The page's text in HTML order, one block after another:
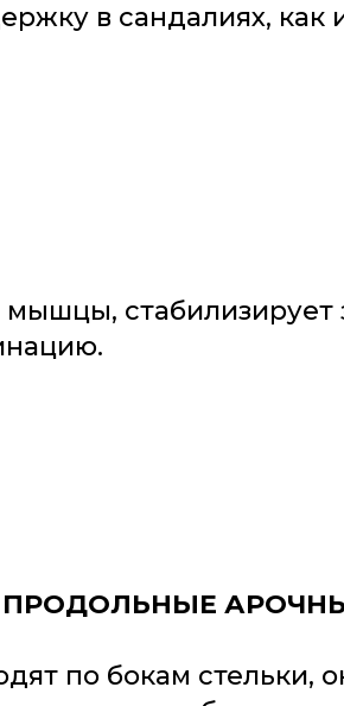
в сандалиях, как
стабилизирует
ПРОДОЛЬНЫЕ
по бокам стельки,